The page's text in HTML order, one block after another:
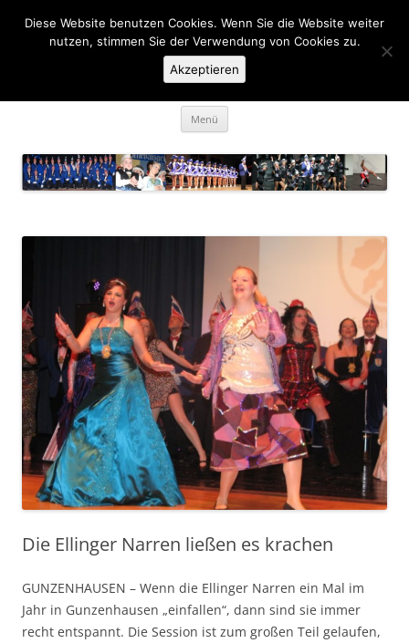
Inhalt
springen KaGe Ellingen 1963 e.V.
… des is ka Spass net, des is Fasching …
Menü
Die Ellinger Narren ließen es krachen
GUNZENHAUSEN – Wenn die Ellinger Narren ein Mal im
Jahr in Gunzenhausen „einfallen“, dann sind sie immer
recht entspannt. Die Session ist zum großen Teil gelaufen,
Diese Website benutzen Cookies. Wenn Sie die Website weiter
nutzen, stimmen Sie der Verwendung von Cookies zu.
Akzeptieren